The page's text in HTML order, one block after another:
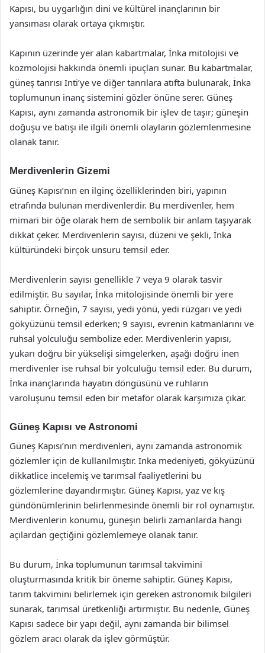
Kapısı, bu uygarlığın dini ve kültürel inançlarının bir
yansıması olarak ortaya çıkmıştır.
Kapının üzerinde yer alan kabartmalar, İnka mitolojisi ve
kozmolojisi hakkında önemli ipuçları sunar. Bu kabartmalar,
güneş tanrısı Inti’ye ve diğer tanrılara atıfta bulunarak, İnka
toplumunun inanç sistemini gözler önüne serer. Güneş
Kapısı, aynı zamanda astronomik bir işlev de taşır; güneşin
doğuşu ve batışı ile ilgili önemli olayların gözlemlenmesine
olanak tanır.
Merdivenlerin Gizemi
Güneş Kapısı’nın en ilginç özelliklerinden biri, yapının
etrafında bulunan merdivenlerdir. Bu merdivenler, hem
mimari bir öğe olarak hem de sembolik bir anlam taşıyarak
dikkat çeker. Merdivenlerin sayısı, düzeni ve şekli, İnka
kültüründeki birçok unsuru temsil eder.
Merdivenlerin sayısı genellikle 7 veya 9 olarak tasvir
edilmiştir. Bu sayılar, İnka mitolojisinde önemli bir yere
sahiptir. Örneğin, 7 sayısı, yedi yönü, yedi rüzgarı ve yedi
gökyüzünü temsil ederken; 9 sayısı, evrenin katmanlarını ve
ruhsal yolculuğu sembolize eder. Merdivenlerin yapısı,
yukarı doğru bir yükselişi simgelerken, aşağı doğru inen
merdivenler ise ruhsal bir yolculuğu temsil eder. Bu durum,
İnka inançlarında hayatın döngüsünü ve ruhların
varoluşunu temsil eden bir metafor olarak karşımıza çıkar.
Güneş Kapısı ve Astronomi
Güneş Kapısı’nın merdivenleri, aynı zamanda astronomik
gözlemler için de kullanılmıştır. İnka medeniyeti, gökyüzünü
dikkatlice incelemiş ve tarımsal faaliyetlerini bu
gözlemlerine dayandırmıştır. Güneş Kapısı, yaz ve kış
gündönümlerinin belirlenmesinde önemli bir rol oynamıştır.
Merdivenlerin konumu, güneşin belirli zamanlarda hangi
açılardan geçtiğini gözlemlemeye olanak tanır.
Bu durum, İnka toplumunun tarımsal takvimini
oluşturmasında kritik bir öneme sahiptir. Güneş Kapısı,
tarım takvimini belirlemek için gereken astronomik bilgileri
sunarak, tarımsal üretkenliği artırmıştır. Bu nedenle, Güneş
Kapısı sadece bir yapı değil, aynı zamanda bir bilimsel
gözlem aracı olarak da işlev görmüştür.